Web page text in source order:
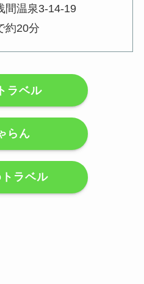
間温泉3-14-19
約20分
ラベル
らん
ラベル